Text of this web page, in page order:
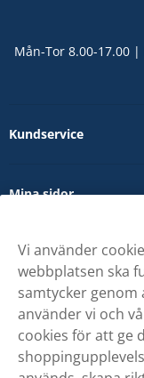
Mån-Tor 8.00-17.00
Kundservice
Mina sidor
Om oss
Vi använder
webbplatsen ska
samtycker genom
använder vi och
cookies för att ge